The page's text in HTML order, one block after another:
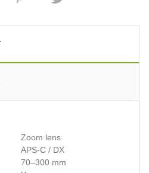
Zoom lens
APS-C / DX
70–300 mm